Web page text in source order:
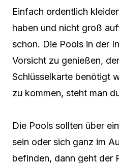
Einfach ordentlich
haben und nicht groß
schon. Die Pools in der
Vorsicht zu genießen,
Schlüsselkarte benötigt
zu kommen, steht man
Die Pools sollten über
sein oder sich ganz im
befinden, dann geht der